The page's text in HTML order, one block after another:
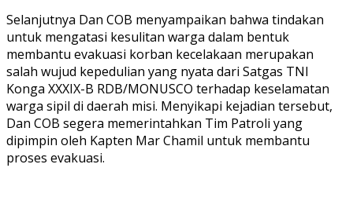
Selanjutnya Dan COB menyampaikan bahwa tindakan
untuk mengatasi kesulitan warga dalam bentuk
membantu evakuasi korban kecelakaan merupakan
salah wujud kepedulian yang nyata dari Satgas TNI
Konga XXXIX-B RDB/MONUSCO terhadap keselamatan
warga sipil di daerah misi. Menyikapi kejadian tersebut,
Dan COB segera memerintahkan Tim Patroli yang
dipimpin oleh Kapten Mar Chamil untuk membantu
proses evakuasi.